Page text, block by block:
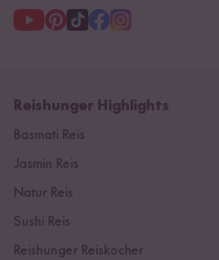
Reishunger Highlights
Basmati Reis
Jasmin Reis
Natur Reis
Sushi Reis
Reishunger Reiskocher